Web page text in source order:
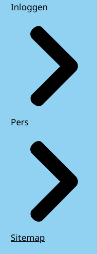
Inloggen
Pers
Sitemap